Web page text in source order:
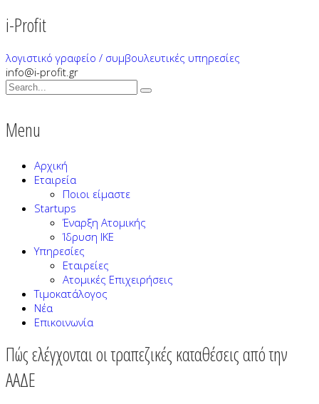
i-Profit
λογιστικό γραφείο / συμβουλευτικές υπηρεσίες
info@i-profit.gr
Menu
Αρχική
Εταιρεία
Ποιοι είμαστε
Startups
Έναρξη Ατομικής
Ίδρυση ΙΚΕ
Υπηρεσίες
Εταιρείες
Ατομικές Επιχειρήσεις
Τιμοκατάλογος
Νέα
Επικοινωνία
Πώς ελέγχονται οι τραπεζικές καταθέσεις από την
ΑΑΔΕ